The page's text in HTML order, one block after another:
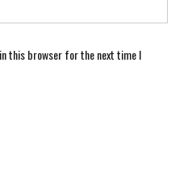
this browser for the next time I